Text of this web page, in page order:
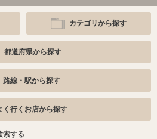
カテゴリから探す
都道府県から探す
路線・駅から探す
く行くお店から探す
索する